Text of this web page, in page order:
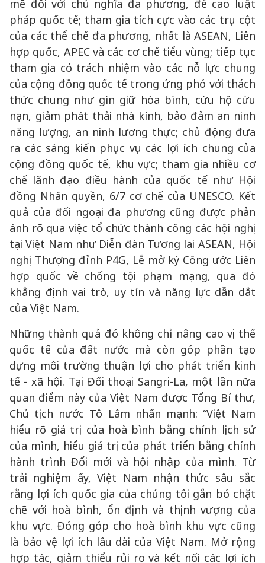
mẽ đối với chủ nghĩa đa phương, đề cao luật
pháp quốc tế; tham gia tích cực vào các trụ cột
của các thể chế đa phương, nhất là ASEAN, Liên
hợp quốc, APEC và các cơ chế tiểu vùng; tiếp tục
tham gia có trách nhiệm vào các nỗ lực chung
của cộng đồng quốc tế trong ứng phó với thách
thức chung như gìn giữ hòa bình, cứu hộ cứu
nạn, giảm phát thải nhà kính, bảo đảm an ninh
năng lượng, an ninh lương thực; chủ động đưa
ra các sáng kiến phục vụ các lợi ích chung của
cộng đồng quốc tế, khu vực; tham gia nhiều cơ
chế lãnh đạo điều hành của quốc tế như Hội
đồng Nhân quyền, 6/7 cơ chế của UNESCO. Kết
quả của đối ngoại đa phương cũng được phản
ánh rõ qua việc tổ chức thành công các hội nghị
tại Việt Nam như Diễn đàn Tương lai ASEAN, Hội
nghị Thượng đỉnh P4G, Lễ mở ký Công ước Liên
hợp quốc về chống tội phạm mạng, qua đó
khẳng định vai trò, uy tín và năng lực dẫn dắt
của Việt Nam.
Những thành quả đó không chỉ nâng cao vị thế
quốc tế của đất nước mà còn góp phần tạo
dựng môi trường thuận lợi cho phát triển kinh
tế - xã hội. Tại Đối thoại Sangri-La, một lần nữa
quan điểm này của Việt Nam được Tổng Bí thư,
Chủ tịch nước Tô Lâm nhấn mạnh: “Việt Nam
hiểu rõ giá trị của hoà bình bằng chính lịch sử
của mình, hiểu giá trị của phát triển bằng chính
hành trình Đổi mới và hội nhập của mình. Từ
trải nghiệm ấy, Việt Nam nhận thức sâu sắc
rằng lợi ích quốc gia của chúng tôi gắn bó chặt
chẽ với hoà bình, ổn định và thịnh vượng của
khu vực. Đóng góp cho hoà bình khu vực cũng
là bảo vệ lợi ích lâu dài của Việt Nam. Mở rộng
hợp tác, giảm thiểu rủi ro và kết nối các lợi ích